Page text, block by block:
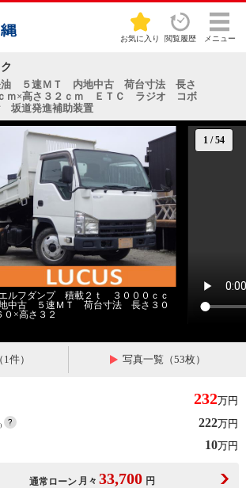
お気に入り 閲覧履歴 メニュー
５速ＭＴ 内地中古 荷台寸法 長さ
ｃｍ×高さ３２ｃｍ ＥＴＣ ラジオ コボ
坂道発進補助装置
1 /54
ルフダンプ 積載２ｔ ３０００ｃｃ
中古 ５速ＭＴ 荷台寸法 長さ３０
０×高さ３２
件） 写真一覧（53枚）
232万円
222万円
10万円
通常ローン 月々 33,700 円